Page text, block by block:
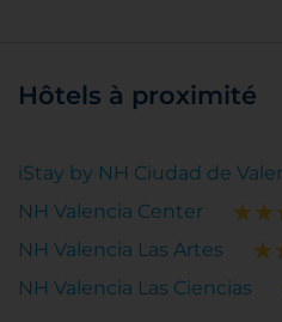
Hôtels à proximité
iStay by NH Ciudad de
NH Valencia Center
NH Valencia Las Artes
NH Valencia Las Ciencias